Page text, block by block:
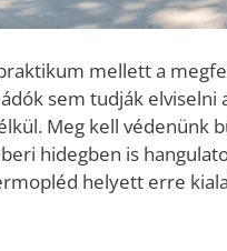
mellett a
sem tudják
Meg kell védenünk
hidegben is
helyett erre